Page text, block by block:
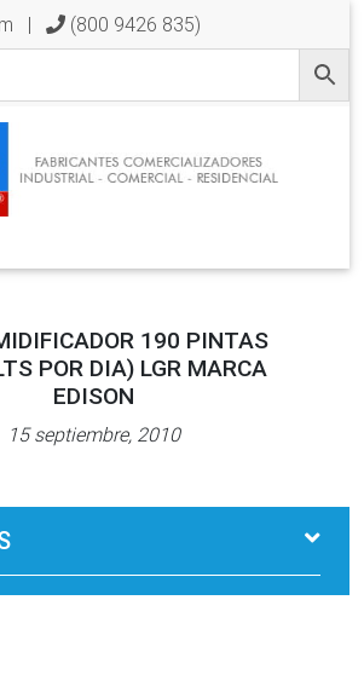
| (800 9426 835)
190 PINTAS
POR DIA) LGR MARCA
EDISON
15 septiembre, 2010